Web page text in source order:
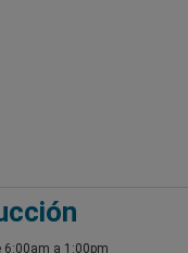
6:00am a 1:00pm